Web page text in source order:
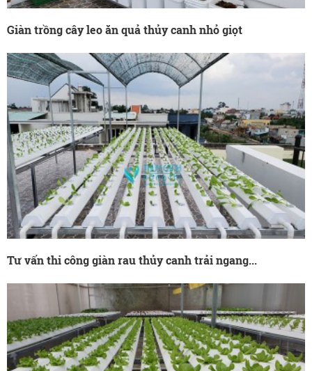
Giàn trồng cây leo ăn quả thủy canh nhỏ giọt
Tư vấn thi công giàn rau thủy canh trải ngang...